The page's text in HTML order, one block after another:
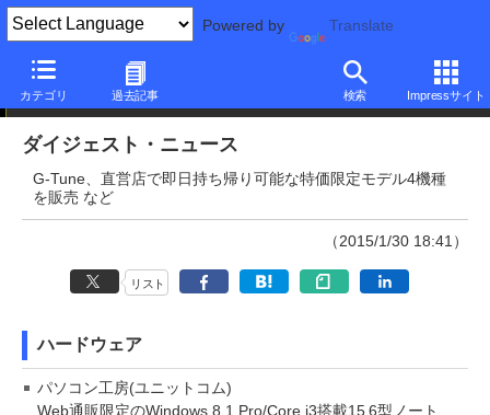
Powered by Translate
カテゴリ 過去記事 検索 Impressサイト
ダイジェストニュース
ダイジェスト・ニュース
G-Tune、直営店で即日持ち帰り可能な特価限定モデル4機種
を販売 など
（2015/1/30 18:41）
リスト
ハードウェア
パソコン工房(ユニットコム)
Web通販限定のWindows 8.1 Pro/Core i3搭載15.6型ノート